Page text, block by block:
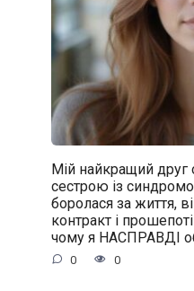
Мій найкращий
сестрою із
боролася за життя,
контракт і
чому я НАСПРАВДІ
0 0